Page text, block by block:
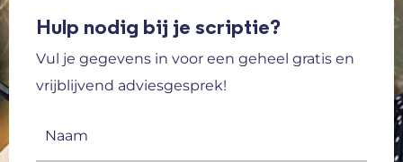
Hulp nodig bij je scriptie?
Vul je gegevens in voor een geheel gratis en
vrijblijvend adviesgesprek!